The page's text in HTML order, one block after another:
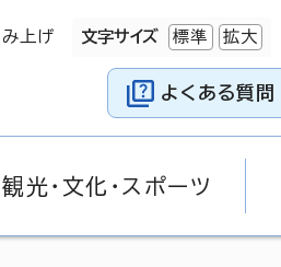
上げ 文字サイズ 標準 拡大
よくある質問
観光・文化・スポーツ